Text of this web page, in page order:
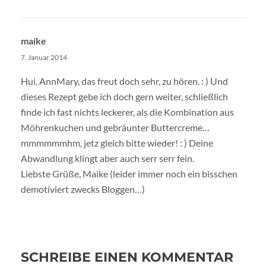
maike
7. Januar 2014
Hui, AnnMary, das freut doch sehr, zu hören. : ) Und
dieses Rezept gebe ich doch gern weiter, schließlich
finde ich fast nichts leckerer, als die Kombination aus
Möhrenkuchen und gebräunter Buttercreme…
mmmmmmhm, jetz gleich bitte wieder! : ) Deine
Abwandlung klingt aber auch serr serr fein.
Liebste Grüße, Maike (leider immer noch ein bisschen
demotiviert zwecks Bloggen…)
SCHREIBE EINEN KOMMENTAR